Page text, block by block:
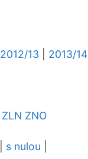
2012/13 2013/14
ZLN ZNO
s nulou